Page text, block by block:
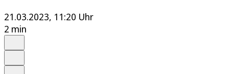
21.03.2023, 11:20 Uhr
2 min